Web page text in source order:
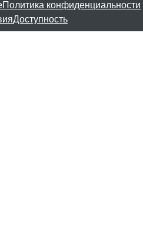
Политика конфиденциальности
Доступность